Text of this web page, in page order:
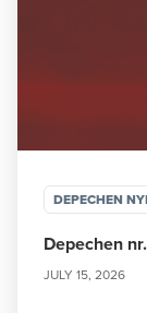
DEPECHEN
Depechen
JULY 15, 2026